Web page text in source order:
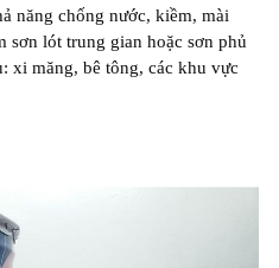
năng chống nước, kiềm, mài
sơn lót trung gian hoặc sơn phủ
xi măng, bê tông, các khu vực